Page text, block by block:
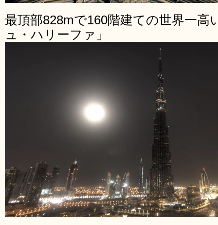
最頂部828mで160階建ての世界一高
ュ・ハリーファ」